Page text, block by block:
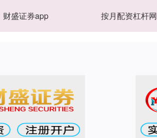
财盛证券app 按月配资杠杆网